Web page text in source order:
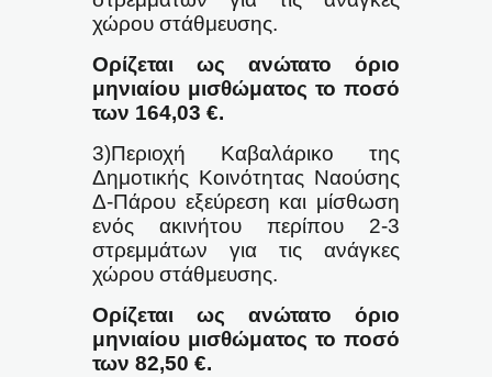
χώρου στάθμευσης.
Ορίζεται ως ανώτατο όριο
μηνιαίου μισθώματος το ποσό
των 164,03 €.
3)Περιοχή Καβαλάρικο της
Δημοτικής Κοινότητας Ναούσης
Δ-Πάρου εξεύρεση και μίσθωση
ενός ακινήτου περίπου 2-3
στρεμμάτων για τις ανάγκες
χώρου στάθμευσης.
Ορίζεται ως ανώτατο όριο
μηνιαίου μισθώματος το ποσό
των 82,50 €.